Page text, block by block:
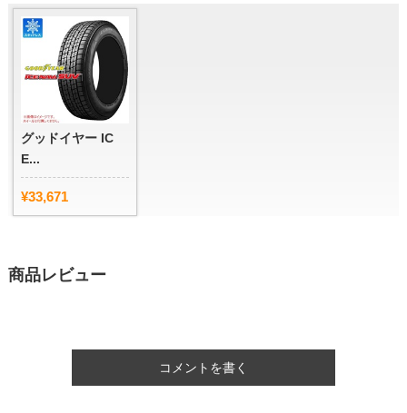
グッドイヤー IC
E...
¥33,671
商品レビュー
コメントを書く